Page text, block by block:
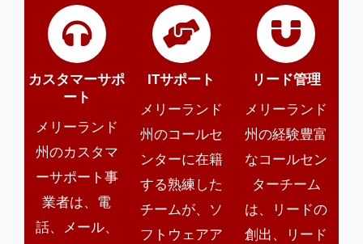
カスタマーサポ
ート
メリーランド
州のカスタマ
ーサポート事
業者は、電
話、メール、
ITサポート
メリーランド
州のコールセ
ンターに在籍
する熟練した
チームが、ソ
フトウェアア
リード管理
メリーランド
州の経験豊富
なコールセン
ターチーム
は、リードの
創出、リード